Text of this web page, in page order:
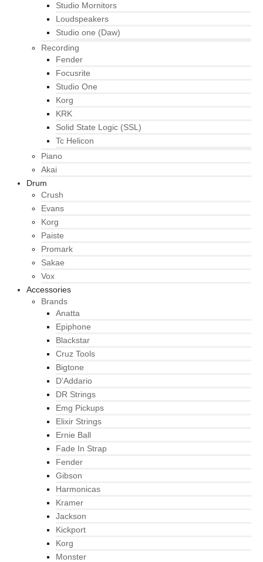
Studio Mornitors
Loudspeakers
Studio one (Daw)
Recording
Fender
Focusrite
Studio One
Korg
KRK
Solid State Logic (SSL)
Tc Helicon
Piano
Akai
Drum
Crush
Evans
Korg
Paiste
Promark
Sakae
Vox
Accessories
Brands
Anatta
Epiphone
Blackstar
Cruz Tools
Bigtone
D’Addario
DR Strings
Emg Pickups
Elixir Strings
Ernie Ball
Fade In Strap
Fender
Gibson
Harmonicas
Kramer
Jackson
Kickport
Korg
Monster